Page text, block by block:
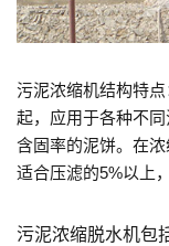
污泥浓缩机结构特
起，应用于各种不
含固率的泥饼。在
适合压滤的5%以上
污泥浓缩脱水机包